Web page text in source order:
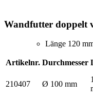
Wandfutter doppelt
Länge 120
Artikelnr. Durchmesser
210407 Ø 100 mm